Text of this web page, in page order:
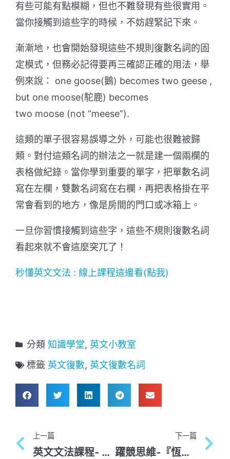
有些可能有點模糊，但也不難發現有些很實用。
當你接觸到這些字的時候，不妨趕緊記下來。
漸漸地，也會開始發現這些不規則復數名詞的固
定模式，但務必記得要再三確認正確的用法，舉
例來說： one goose(鵝) becomes two geese ,
but one moose(駝鹿) becomes
two moose (not “meese”).
這類的單子很容易誤導之外，可能也很難被歸
類。對付這類名詞的辦法之一就是建一個兩欄的
表格做紀錄。 當你學到重要的單字，把單數名詞
寫在左欄，雙數名詞寫在右欄，再把表格掛在平
常會看到的地方，像是房間的門口或冰箱上。
一旦你習慣接觸到這些字，這些不規則復數名詞
看起來就不會這麼突兀了！
秒懂英文文法 : 線上課程這邊看(點我)
分類 知識學堂, 英文小教室
標籤 英文復數, 英文復數名詞
上一篇
英文文法課程- 申芷熙申入剖熙
下一篇
躍競思維-『恆毅力』，就是你學習的動力